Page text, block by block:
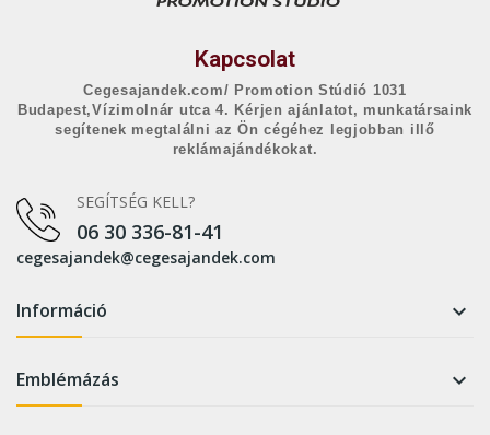
Kapcsolat
Cegesajandek.com/ Promotion Stúdió 1031
Budapest,Vízimolnár utca 4. Kérjen ajánlatot, munkatársaink
segítenek megtalálni az Ön cégéhez legjobban illő
reklámajándékokat.
SEGÍTSÉG KELL?
06 30 336-81-41
cegesajandek@cegesajandek.com
Információ 
Emblémázás 